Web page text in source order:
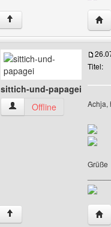
↑
sittich-und-papagei
sittich-und-papagei
Offline
Titel:
Achja,
Grüße
↑